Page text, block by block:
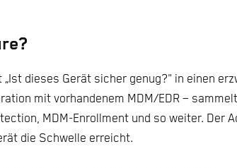
dieses Gerät sicher genug?" in einen
mit vorhandenem MDM/EDR –
MDM-Enrollment und so weiter.
die Schwelle erreicht.